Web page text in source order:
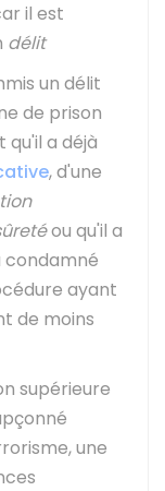
il est
délit
un délit
de prison
qu'il a déjà
, d'une
ou qu'il a
condamné
ayant
de moins
supérieure
une